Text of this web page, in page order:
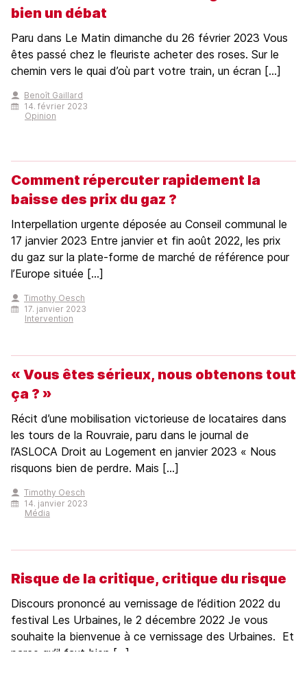
bien un débat
Paru dans Le Matin dimanche du 26 février 2023 Vous
êtes passé chez le fleuriste acheter des roses. Sur le
chemin vers le quai d’où part votre train, un écran […]
Benoît Gaillard
14. février 2023
Opinion
Comment répercuter rapidement la
baisse des prix du gaz ?
Interpellation urgente déposée au Conseil communal le
17 janvier 2023 Entre janvier et fin août 2022, les prix
du gaz sur la plate-forme de marché de référence pour
l’Europe située […]
Timothy Oesch
17. janvier 2023
Intervention
« Vous êtes sérieux, nous obtenons tout
ça ? »
Récit d’une mobilisation victorieuse de locataires dans
les tours de la Rouvraie, paru dans le journal de
l’ASLOCA Droit au Logement en janvier 2023 « Nous
risquons bien de perdre. Mais […]
Timothy Oesch
14. janvier 2023
Média
Risque de la critique, critique du risque
Discours prononcé au vernissage de l’édition 2022 du
festival Les Urbaines, le 2 décembre 2022 Je vous
souhaite la bienvenue à ce vernissage des Urbaines. Et
parce qu’il faut bien […]